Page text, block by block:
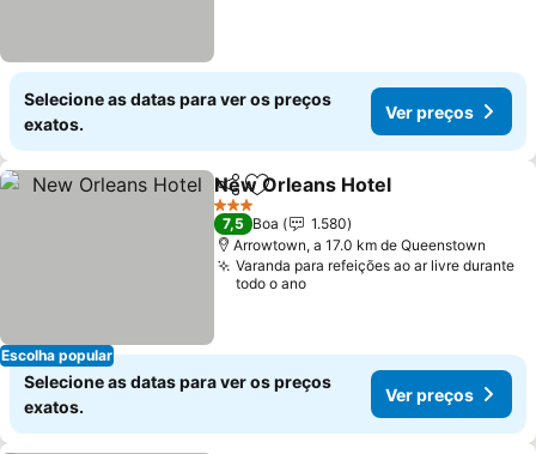
Selecione as datas para ver os preços
exatos.
Ver preços
Escolha popular
PartilharAdicionar aos favoritos
New Orleans Hotel
3 Estrelas
7,5 Boa
1.580
Arrowtown, a 17.0 km de Queenstown
Varanda para refeições ao ar livre durante
todo o ano
Selecione as datas para ver os preços
exatos.
Ver preços